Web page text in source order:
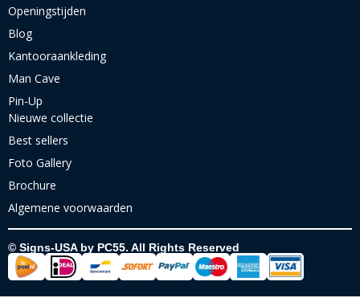
Openingstijden
Blog
Kantooraankleding
Man Cave
Pin-Up
Nieuwe collectie
Best sellers
Foto Gallery
Brochure
Algemene voorwaarden
© Signs-USA by PC55. All Rights Reserved